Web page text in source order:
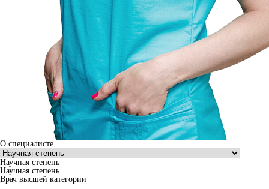
О специалисте
Научная степень
Научная степень
Врач высшей категории